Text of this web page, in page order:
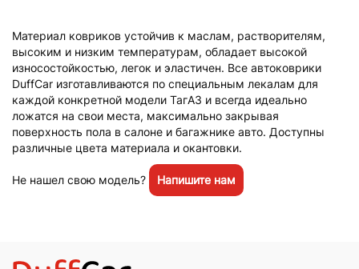
Материал ковриков устойчив к маслам, растворителям,
высоким и низким температурам, обладает высокой
износостойкостью, легок и эластичен. Все автоковрики
DuffCar изготавливаются по специальным лекалам для
каждой конкретной модели ТагАЗ и всегда идеально
ложатся на свои места, максимально закрывая
поверхность пола в салоне и багажнике авто. Доступны
различные цвета материала и окантовки.
Не нашел свою модель? Напишите нам